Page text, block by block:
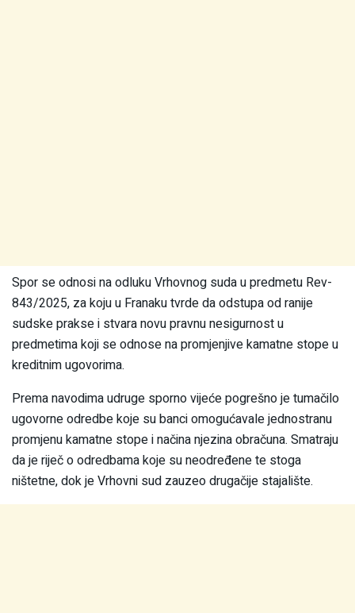
Spor se odnosi na odluku Vrhovnog suda u predmetu Rev-
843/2025, za koju u Franaku tvrde da odstupa od ranije
sudske prakse i stvara novu pravnu nesigurnost u
predmetima koji se odnose na promjenjive kamatne stope u
kreditnim ugovorima.
Prema navodima udruge sporno vijeće pogrešno je tumačilo
ugovorne odredbe koje su banci omogućavale jednostranu
promjenu kamatne stope i načina njezina obračuna. Smatraju
da je riječ o odredbama koje su neodređene te stoga
ništetne, dok je Vrhovni sud zauzeo drugačije stajalište.